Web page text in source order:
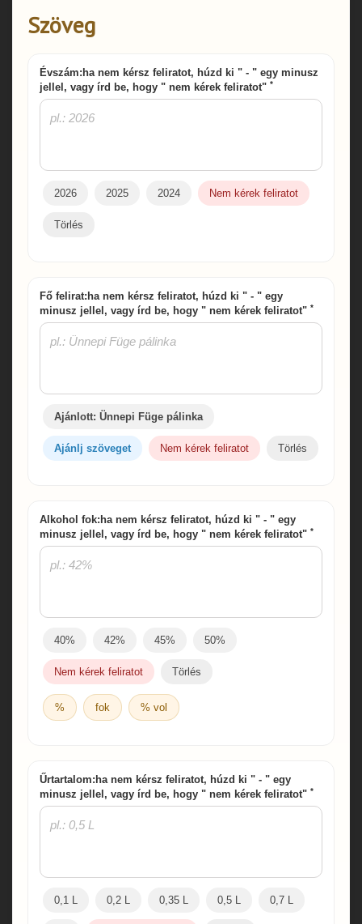
Szöveg
Évszám:ha nem kérsz feliratot, húzd ki " - " egy minusz
jellel, vagy írd be, hogy " nem kérek feliratot" *
2026 2025 2024 Nem kérek feliratot
Törlés
Fő felirat:ha nem kérsz feliratot, húzd ki " - " egy
minusz jellel, vagy írd be, hogy " nem kérek feliratot" *
Ajánlott: Ünnepi Füge pálinka
Ajánlj szöveget Nem kérek feliratot Törlés
Alkohol fok:ha nem kérsz feliratot, húzd ki " - " egy
minusz jellel, vagy írd be, hogy " nem kérek feliratot" *
40% 42% 45% 50%
Nem kérek feliratot Törlés
% fok % vol
Űrtartalom:ha nem kérsz feliratot, húzd ki " - " egy
minusz jellel, vagy írd be, hogy " nem kérek feliratot" *
0,1 L 0,2 L 0,35 L 0,5 L 0,7 L